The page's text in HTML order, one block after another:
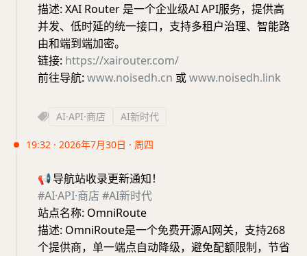
描述: XAI Router 是一个企业级AI API服务，提供高
并发、低时延的统一接口，支持多租户治理、智能路
由和端到端加密。
链接: https://xairouter.com/
前往导航: www.noisedh.cn 或www.noisedh.link
AI·API·商店 AI新时代
19:32 · 2026年7月30日 · 周四
📢导航站收录更新通知！
#AI·API·商店 #AI新时代
站点名称: OmniRoute
描述: OmniRoute是一个免费开源AI网关，支持268
个提供商，单一端点自动降级，避免配额限制，节省